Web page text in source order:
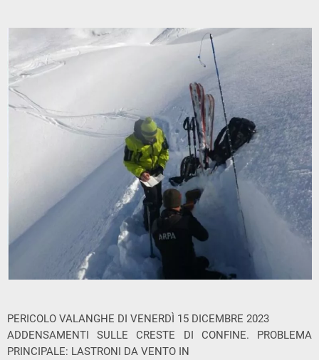
PERICOLO VALANGHE DI VENERDÌ 15 DICEMBRE 2023
ADDENSAMENTI SULLE CRESTE DI CONFINE. PROBLEMA
PRINCIPALE: LASTRONI DA VENTO IN